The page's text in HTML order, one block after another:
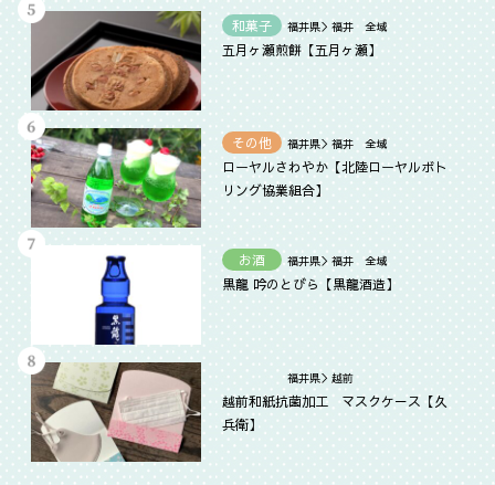
和菓子 福井県＞福井 全域
五月ヶ瀬煎餅【五月ヶ瀬】
その他 福井県＞福井 全域
ローヤルさわやか【北陸ローヤルボト
リング協業組合】
お酒 福井県＞福井 全域
黒龍 吟のとびら【黒龍酒造】
福井県＞越前
越前和紙抗菌加工 マスクケ－ス【久
兵衛】